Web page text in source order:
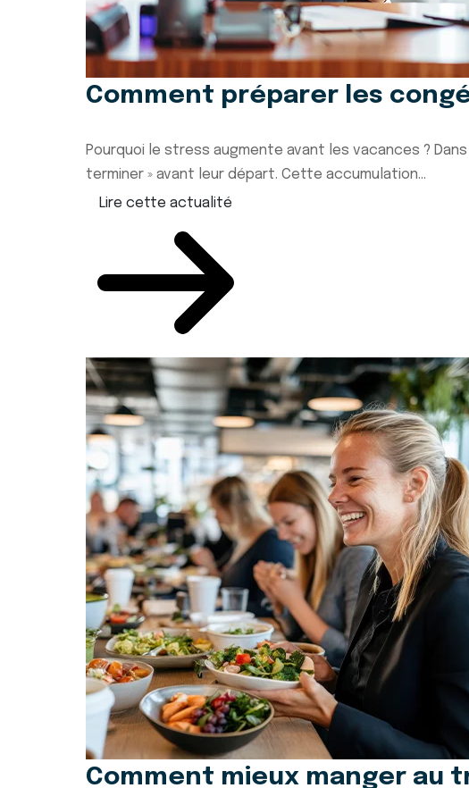
Comment préparer les
Pourquoi le stress augmente avant les vacances ?
terminer » avant leur départ. Cette accumulation...
Lire cette actualité
Comment mieux manger au